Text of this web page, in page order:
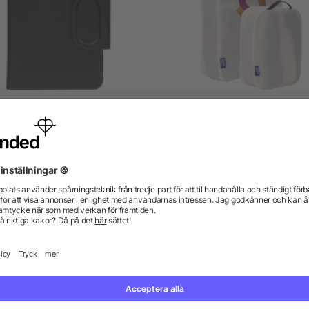
passport holder with
tracking Mavi
från 86,24 kr
Vi har svaren.